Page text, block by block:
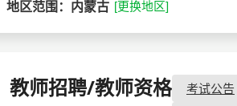
考试政策
地区范围：内蒙古 [更换地区]
教师招聘/教师资格 - 职位表
考试公告